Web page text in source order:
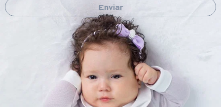
Enviar